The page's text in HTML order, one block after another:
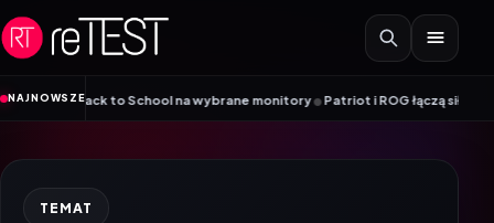
Przejdź do treści
NAJNOWSZEBack to School na wybrane monitory•Patriot i ROG łączą siły. Viper
TEMAT